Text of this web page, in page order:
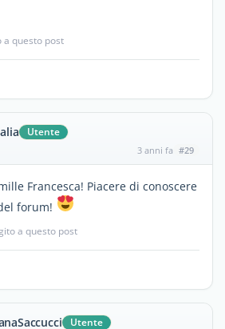
a questo post
Utente
3 anni fa #29
Francesca! Piacere di conoscere
forum!
a questo post
Utente